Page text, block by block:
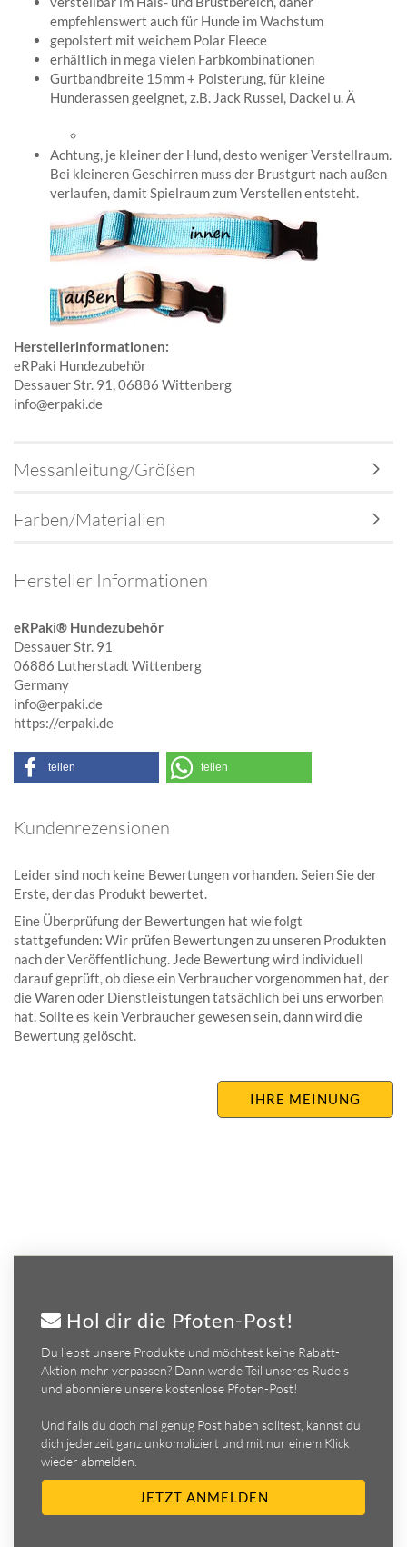
empfehlenswert auch für Hunde im Wachstum
gepolstert mit weichem Polar Fleece
erhältlich in mega vielen Farbkombinationen
Gurtbandbreite 15mm + Polsterung, für kleine
Hunderassen geeignet, z.B. Jack Russel, Dackel u. Ä
Achtung, je kleiner der Hund, desto weniger Verstellraum.
Bei kleineren Geschirren muss der Brustgurt nach außen
verlaufen, damit Spielraum zum Verstellen entsteht.
Herstellerinformationen:
eRPaki Hundezubehör
Dessauer Str. 91, 06886 Wittenberg
info@erpaki.de
Messanleitung/Größen
Farben/Materialien
Hersteller Informationen
eRPaki® Hundezubehör
Dessauer Str. 91
06886 Lutherstadt Wittenberg
Germany
info@erpaki.de
https://erpaki.de
teilen teilen
Kundenrezensionen
Leider sind noch keine Bewertungen vorhanden. Seien Sie der
Erste, der das Produkt bewertet.
Eine Überprüfung der Bewertungen hat wie folgt
stattgefunden: Wir prüfen Bewertungen zu unseren Produkten
nach der Veröffentlichung. Jede Bewertung wird individuell
darauf geprüft, ob diese ein Verbraucher vorgenommen hat, der
die Waren oder Dienstleistungen tatsächlich bei uns erworben
hat. Sollte es kein Verbraucher gewesen sein, dann wird die
Bewertung gelöscht.
IHRE MEINUNG
Hol dir die Pfoten-Post!
Du liebst unsere Produkte und möchtest keine Rabatt-
Aktion mehr verpassen? Dann werde Teil unseres Rudels
und abonniere unsere kostenlose Pfoten-Post!
Und falls du doch mal genug Post haben solltest, kannst du
dich jederzeit ganz unkompliziert und mit nur einem Klick
wieder abmelden.